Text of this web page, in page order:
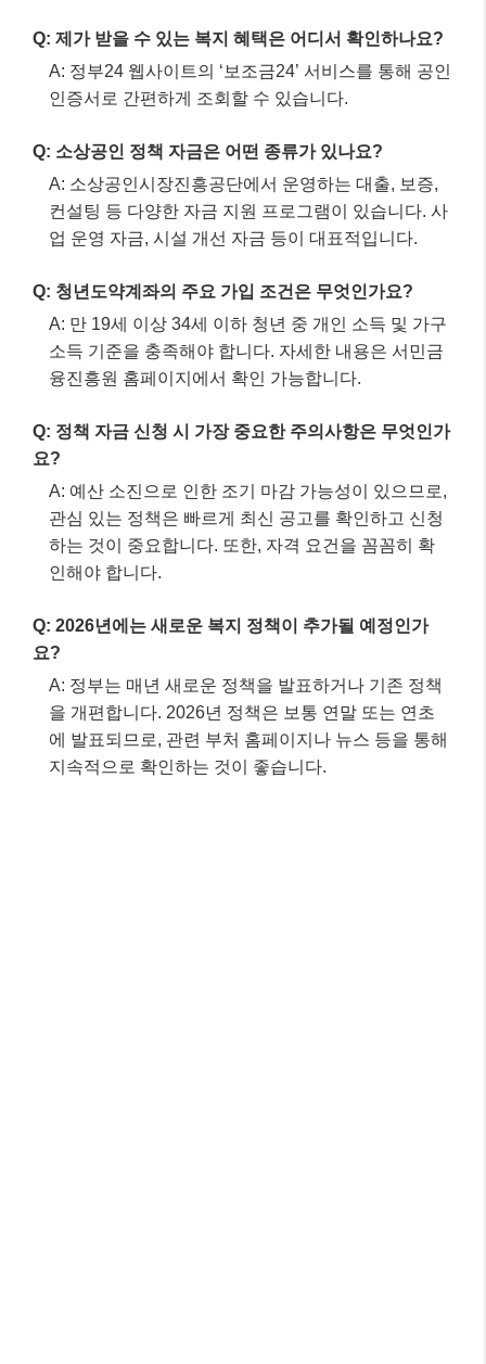
Q: 제가 받을 수 있는 복지 혜택은 어디서 확인하나요?
A: 정부24 웹사이트의 ‘보조금24’ 서비스를 통해 공인
인증서로 간편하게 조회할 수 있습니다.
Q: 소상공인 정책 자금은 어떤 종류가 있나요?
A: 소상공인시장진흥공단에서 운영하는 대출, 보증,
컨설팅 등 다양한 자금 지원 프로그램이 있습니다. 사
업 운영 자금, 시설 개선 자금 등이 대표적입니다.
Q: 청년도약계좌의 주요 가입 조건은 무엇인가요?
A: 만 19세 이상 34세 이하 청년 중 개인 소득 및 가구
소득 기준을 충족해야 합니다. 자세한 내용은 서민금
융진흥원 홈페이지에서 확인 가능합니다.
Q: 정책 자금 신청 시 가장 중요한 주의사항은 무엇인가
요?
A: 예산 소진으로 인한 조기 마감 가능성이 있으므로,
관심 있는 정책은 빠르게 최신 공고를 확인하고 신청
하는 것이 중요합니다. 또한, 자격 요건을 꼼꼼히 확
인해야 합니다.
Q: 2026년에는 새로운 복지 정책이 추가될 예정인가
요?
A: 정부는 매년 새로운 정책을 발표하거나 기존 정책
을 개편합니다. 2026년 정책은 보통 연말 또는 연초
에 발표되므로, 관련 부처 홈페이지나 뉴스 등을 통해
지속적으로 확인하는 것이 좋습니다.